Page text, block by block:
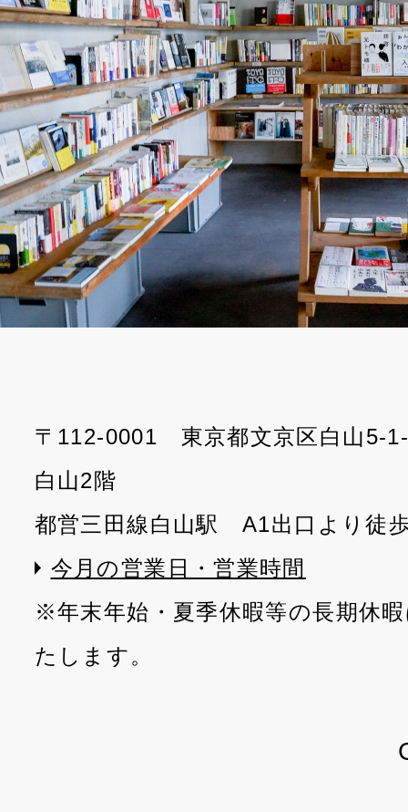
〒112-0001 東京都文京区白山5-
白山2階
都営三田線白山駅 A1出口より徒
今月の営業日・営業時間
※年末年始・夏季休暇等の長期休
たします。